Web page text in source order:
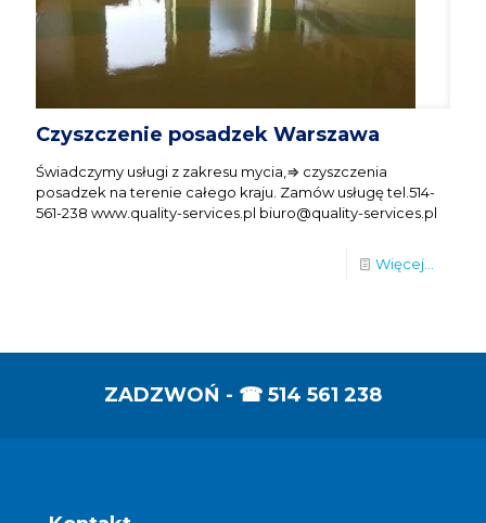
Czyszczenie posadzek Warszawa
Świadczymy usługi z zakresu mycia,⇒ czyszczenia
posadzek na terenie całego kraju. Zamów usługę tel.514-
561-238 www.quality-services.pl biuro@quality-services.pl
Więcej...
ZADZWOŃ - ☎ 514 561 238